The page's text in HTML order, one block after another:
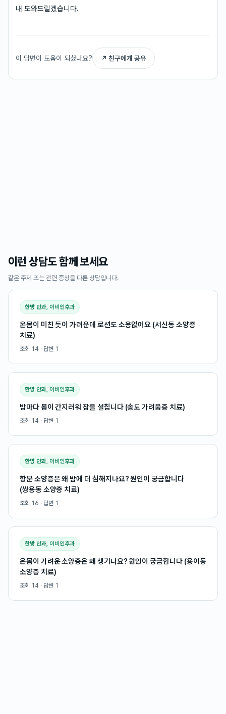
내 도와드릴겠습니다.
이 답변이 도움이 되셨나요? ↗ 친구에게 공유
이런 상담도 함께 보세요
같은 주제 또는 관련 증상을 다룬 상담입니다.
한방 안과, 이비인후과
온몸이 미친 듯이 가려운데 로션도 소용없어요 (서신동 소양증
치료)
조회 14 · 답변 1
한방 안과, 이비인후과
밤마다 몸이 간지러워 잠을 설칩니다 (송도 가려움증 치료)
조회 14 · 답변 1
한방 안과, 이비인후과
항문 소양증은 왜 밤에 더 심해지나요? 원인이 궁금합니다
(쌍용동 소양증 치료)
조회 16 · 답변 1
한방 안과, 이비인후과
온몸이 가려운 소양증은 왜 생기나요? 원인이 궁금합니다 (용이동
소양증 치료)
조회 14 · 답변 1